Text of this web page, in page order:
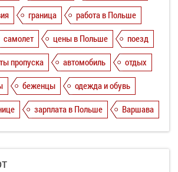
граница
работа в Польше
самолет цены в Польше
поезд
пропуска автомобиль
отдых
беженцы
одежда и обувь
зарплата в Польше Варшава